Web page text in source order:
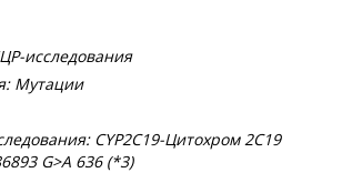
исследования
Мутации
CYP2C19-Цитохром 2C19
G>A 636 (*3)